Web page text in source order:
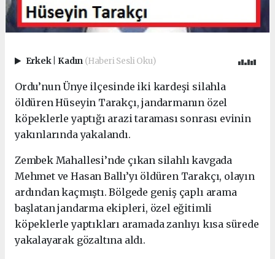
Erkek Kadın (Haberi Sesli Oku)
Ordu’nun Ünye ilçesinde iki kardeşi silahla
öldüren Hüseyin Tarakçı, jandarmanın özel
köpeklerle yaptığı arazi taraması sonrası evinin
yakınlarında yakalandı.
Zembek Mahallesi’nde çıkan silahlı kavgada
Mehmet ve Hasan Ballı’yı öldüren Tarakçı, olayın
ardından kaçmıştı. Bölgede geniş çaplı arama
başlatan jandarma ekipleri, özel eğitimli
köpeklerle yaptıkları aramada zanlıyı kısa sürede
yakalayarak gözaltına aldı.